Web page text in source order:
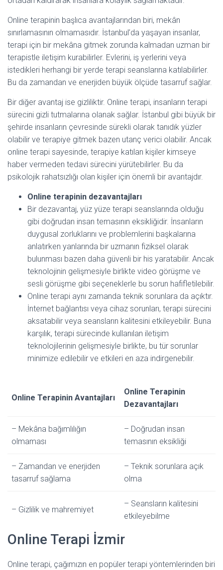
Online terapinin başlıca avantajlarından biri, mekân
sınırlamasının olmamasıdır. İstanbul’da yaşayan insanlar,
terapi için bir mekâna gitmek zorunda kalmadan uzman bir
terapistle iletişim kurabilirler. Evlerini, iş yerlerini veya
istedikleri herhangi bir yerde terapi seanslarına katılabilirler.
Bu da zamandan ve enerjiden büyük ölçüde tasarruf sağlar.
Bir diğer avantaj ise gizliliktir. Online terapi, insanların terapi
sürecini gizli tutmalarına olanak sağlar. İstanbul gibi büyük bir
şehirde insanların çevresinde sürekli olarak tanıdık yüzler
olabilir ve terapiye gitmek bazen utanç verici olabilir. Ancak
online terapi sayesinde, terapiye katılan kişiler kimseye
haber vermeden tedavi sürecini yürütebilirler. Bu da
psikolojik rahatsızlığı olan kişiler için önemli bir avantajdır.
Online terapinin dezavantajları
Bir dezavantaj, yüz yüze terapi seanslarında olduğu
gibi doğrudan insan temasının eksikliğidir. İnsanların
duygusal zorluklarını ve problemlerini başkalarına
anlatırken yanlarında bir uzmanın fiziksel olarak
bulunması bazen daha güvenli bir his yaratabilir. Ancak
teknolojinin gelişmesiyle birlikte video görüşme ve
sesli görüşme gibi seçeneklerle bu sorun hafifletilebilir.
Online terapi aynı zamanda teknik sorunlara da açıktır.
İnternet bağlantısı veya cihaz sorunları, terapi sürecini
aksatabilir veya seansların kalitesini etkileyebilir. Buna
karşılık, terapi sürecinde kullanılan iletişim
teknolojilerinin gelişmesiyle birlikte, bu tür sorunlar
minimize edilebilir ve etkileri en aza indirgenebilir.
Online Terapinin Avantajları
Online Terapinin
Dezavantajları
– Mekâna bağımlılığın
olmaması
– Doğrudan insan
temasının eksikliği
– Zamandan ve enerjiden
tasarruf sağlama
– Teknik sorunlara açık
olma
– Gizlilik ve mahremiyet
– Seansların kalitesini
etkileyebilme
Online Terapi İzmir
Online terapi, çağımızın en popüler terapi yöntemlerinden biri